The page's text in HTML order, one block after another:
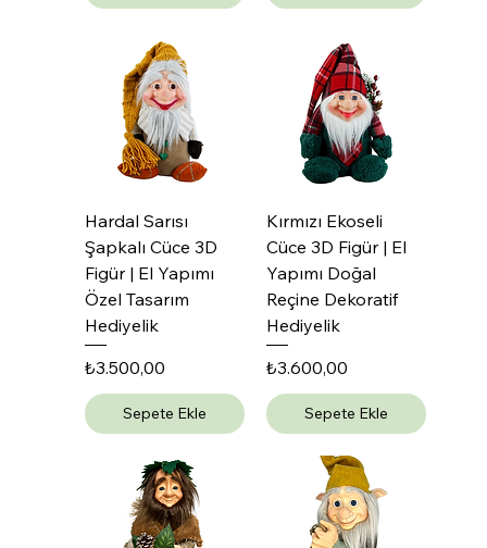
Hardal Sarısı
Şapkalı Cüce 3D
Figür | El Yapımı
Özel Tasarım
Hediyelik
Fiyat
₺3.500,00
Sepete Ekle
Kırmızı Ekoseli
Cüce 3D Figür | El
Yapımı Doğal
Reçine Dekoratif
Hediyelik
Fiyat
₺3.600,00
Sepete Ekle